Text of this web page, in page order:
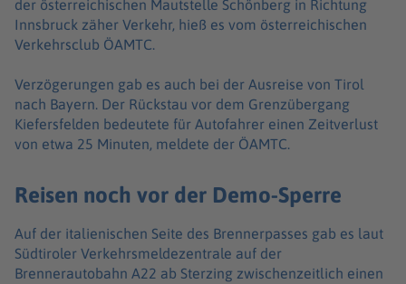
der österreichischen Mautstelle Schönberg in Richtung
Innsbruck zäher Verkehr, hieß es vom österreichischen
Verkehrsclub ÖAMTC.
Verzögerungen gab es auch bei der Ausreise von Tirol
nach Bayern. Der Rückstau vor dem Grenzübergang
Kiefersfelden bedeutete für Autofahrer einen Zeitverlust
von etwa 25 Minuten, meldete der ÖAMTC.
Reisen noch vor der Demo-Sperre
Auf der italienischen Seite des Brennerpasses gab es laut
Südtiroler Verkehrsmeldezentrale auf der
Brennerautobahn A22 ab Sterzing zwischenzeitlich einen